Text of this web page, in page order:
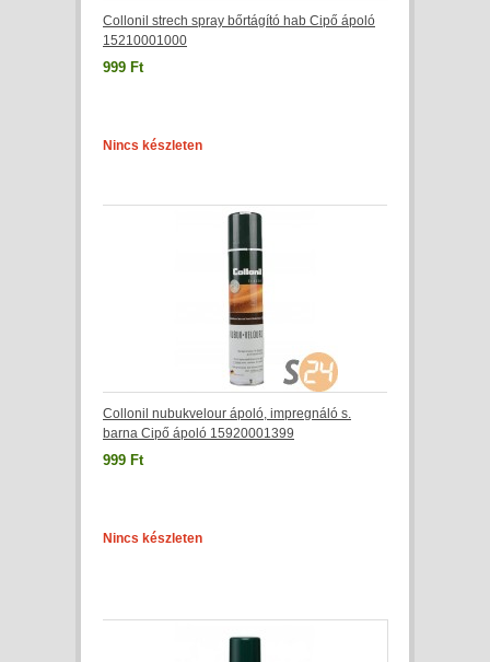
Collonil strech spray bőrtágító hab Cipő ápoló
15210001000
999 Ft
Nincs készleten
Collonil nubukvelour ápoló, impregnáló s.
barna Cipő ápoló 15920001399
999 Ft
Nincs készleten